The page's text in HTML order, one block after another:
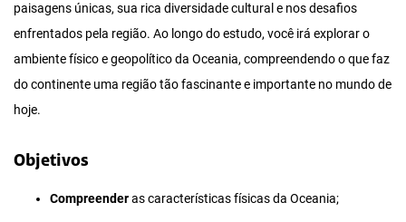
paisagens únicas, sua rica diversidade cultural e nos desafios
enfrentados pela região. Ao longo do estudo, você irá explorar o
ambiente físico e geopolítico da Oceania, compreendendo o que faz
do continente uma região tão fascinante e importante no mundo de
hoje.
Objetivos
Compreenderas características físicas da Oceania;